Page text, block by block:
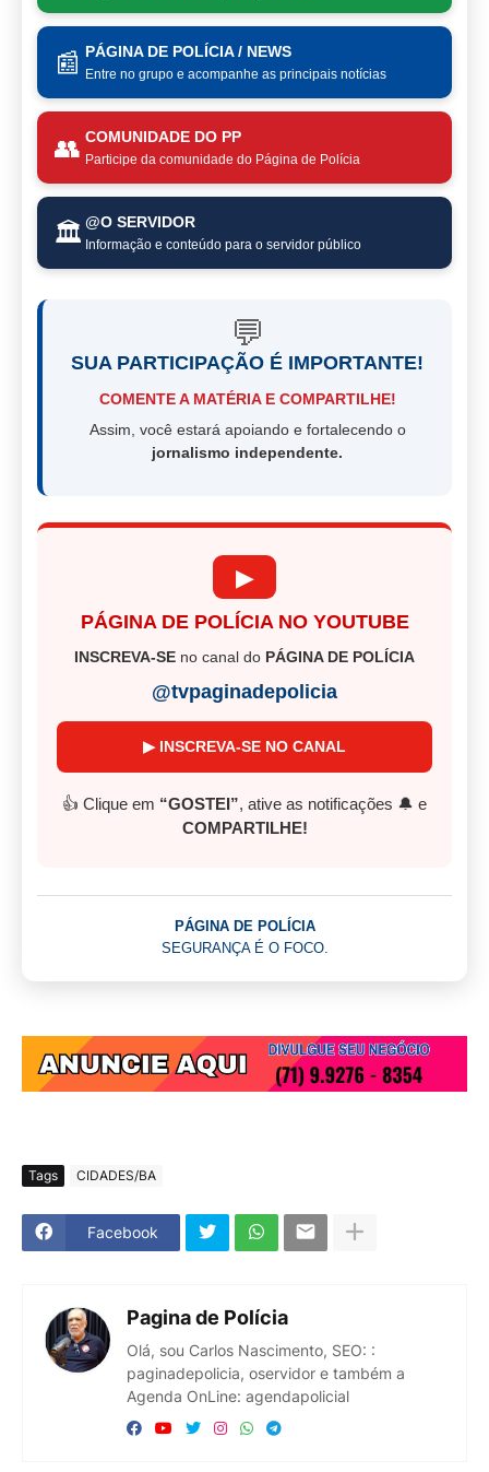
📰 PÁGINA DE POLÍCIA / NEWS
Entre no grupo e acompanhe as principais notícias
👥 COMUNIDADE DO PP
Participe da comunidade do Página de Polícia
🏛️ @O SERVIDOR
Informação e conteúdo para o servidor público
💬
SUA PARTICIPAÇÃO É IMPORTANTE!
COMENTE A MATÉRIA E COMPARTILHE!
Assim, você estará apoiando e fortalecendo o
jornalismo independente.
▶
PÁGINA DE POLÍCIA NO YOUTUBE
INSCREVA-SE no canal do PÁGINA DE POLÍCIA
@tvpaginadepolicia
▶ INSCREVA-SE NO CANAL
👍 Clique em “GOSTEI”, ative as notificações 🔔 e
COMPARTILHE!
PÁGINA DE POLÍCIA
SEGURANÇA É O FOCO.
Tags CIDADES/BA
Facebook
Pagina de Polícia
Olá, sou Carlos Nascimento, SEO: :
paginadepolicia, oservidor e também a
Agenda OnLine: agendapolicial